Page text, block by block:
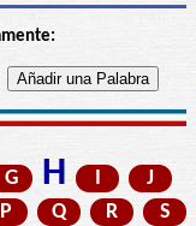
G H I
J
P Q R
S